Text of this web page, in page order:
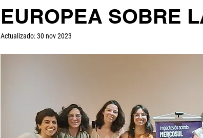
EUROPEA SOBRE
Actualizado:30 nov 2023